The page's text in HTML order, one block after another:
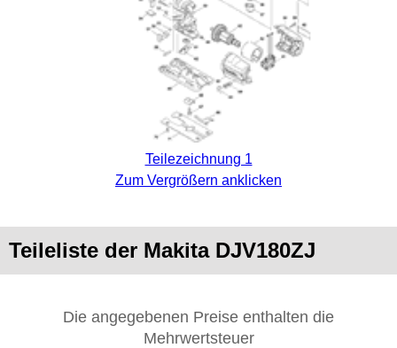
Teilezeichnung 1
Zum Vergrößern anklicken
Teileliste der Makita DJV180ZJ
Die angegebenen Preise enthalten die
Mehrwertsteuer